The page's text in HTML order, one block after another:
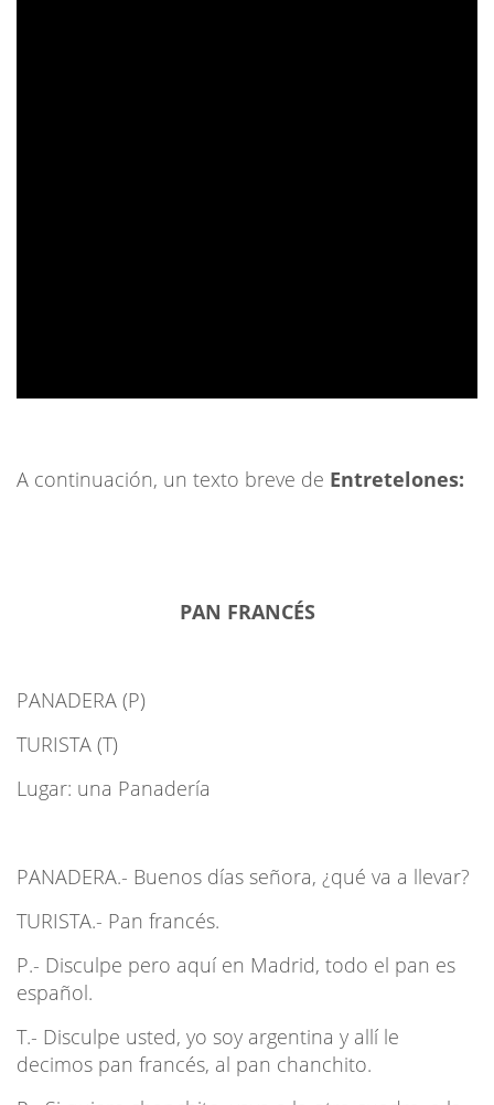
A continuación, un texto breve de Entretelones:
PAN FRANCÉS
PANADERA (P)
TURISTA (T)
Lugar: una Panadería
PANADERA.- Buenos días señora, ¿qué va a llevar?
TURISTA.- Pan francés.
P.- Disculpe pero aquí en Madrid, todo el pan es
español.
T.- Disculpe usted, yo soy argentina y allí le
decimos pan francés, al pan chanchito.